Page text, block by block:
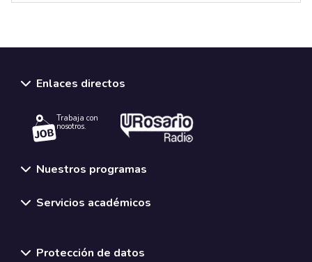
Enlaces directos
Trabaja con
nosotros.
Nuestros programas
Servicios académicos
Protección de datos